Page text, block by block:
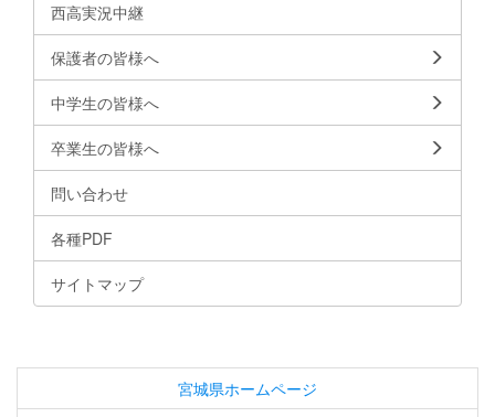
西高実況中継
保護者の皆様へ
中学生の皆様へ
卒業生の皆様へ
問い合わせ
各種PDF
サイトマップ
宮城県ホームページ